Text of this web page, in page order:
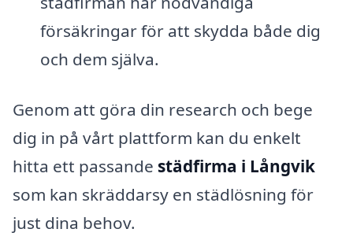
försäkringar för att skydda både dig
och dem själva.
Genom att göra din research och bege
dig in på vårt plattform kan du enkelt
hitta ett passande städfirma i Långvik
som kan skräddarsy en städlösning för
just dina behov.